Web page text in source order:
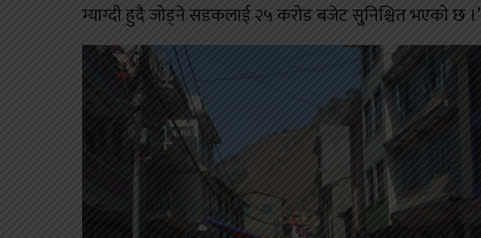
म्याग्दी हुदै जोड्ने सडकलाई २५ करोड बजेट सु्निश्चित भएको छ ।’